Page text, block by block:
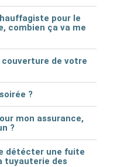
pour le
combien ça va me
couverture de votre
?
mon assurance,
?
détécter une fuite
tuyauterie des